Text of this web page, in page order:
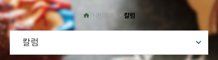
커뮤니티 칼럼
칼럼